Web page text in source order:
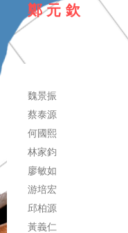
鄭元欽
魏景振
蔡泰源
何國熙
林家鈞
廖敏如
游培宏
邱柏源
黃義仁